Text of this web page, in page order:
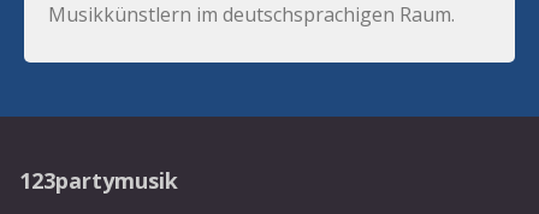
Musikkünstlern im deutschsprachigen Raum.
123partymusik